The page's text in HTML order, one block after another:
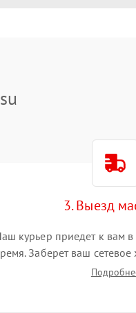
3. Выезд
курьер приедет к вам
Заберет ваш
привезет на склад для